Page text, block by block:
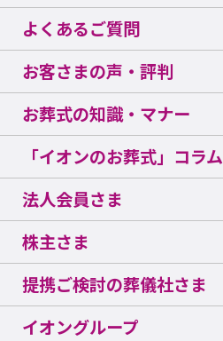
よくあるご質問
お客さまの声・評判
お葬式の知識・マナー
「イオンのお葬式」コラム
法人会員さま
株主さま
提携ご検討の葬儀社さま
イオングループ